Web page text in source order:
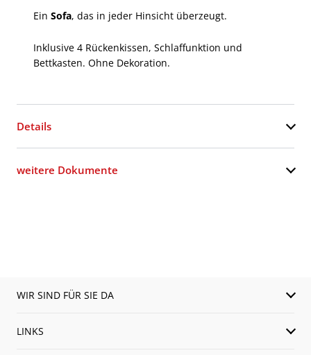
Ein Sofa, das in jeder Hinsicht überzeugt.
Inklusive 4 Rückenkissen, Schlaffunktion und
Bettkasten. Ohne Dekoration.
Details
weitere Dokumente
WIR SIND FÜR SIE DA
LINKS